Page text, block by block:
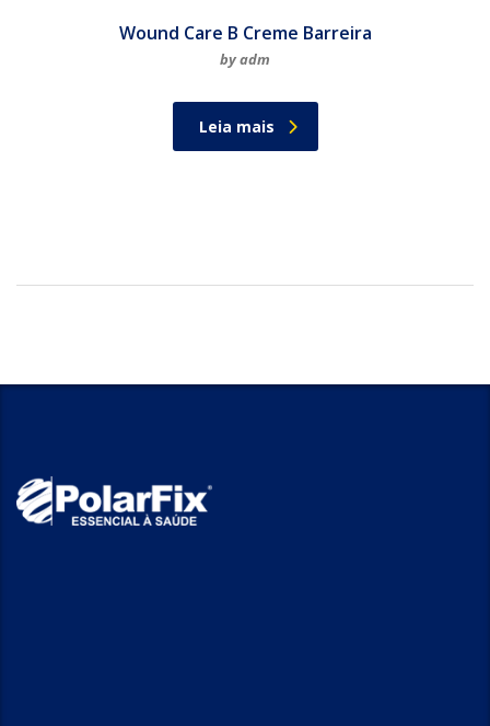
Wound Care B Creme Barreira
by adm
Leia mais